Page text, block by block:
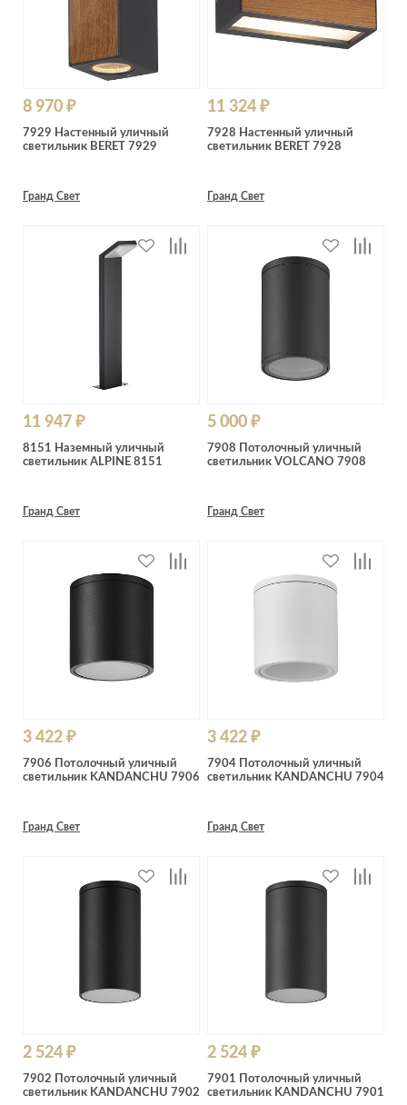
8 970 ₽
7929 Настенный уличный
светильник BERET 7929
Гранд Свет
11 324 ₽
7928 Настенный уличный
светильник BERET 7928
Гранд Свет
11 947 ₽
8151 Наземный уличный
светильник ALPINE 8151
Гранд Свет
5 000 ₽
7908 Потолочный уличный
светильник VOLCANO 7908
Гранд Свет
3 422 ₽
7906 Потолочный уличный
светильник KANDANCHU 7906
Гранд Свет
3 422 ₽
7904 Потолочный уличный
светильник KANDANCHU 7904
Гранд Свет
2 524 ₽
7902 Потолочный уличный
светильник KANDANCHU 7902
2 524 ₽
7901 Потолочный уличный
светильник KANDANCHU 7901